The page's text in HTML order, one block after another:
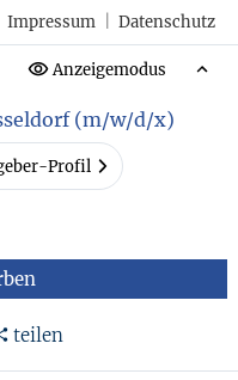
Impressum Datenschutz
Anzeigemodus
(m/w/d/x)
Profil
teilen